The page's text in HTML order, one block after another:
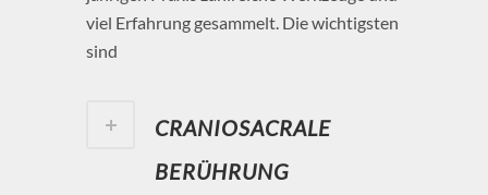
viel Erfahrung gesammelt. Die wichtigsten
sind
CRANIOSACRALE
BERÜHRUNG